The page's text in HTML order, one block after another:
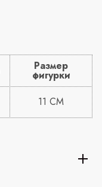
Размер
фигурки
11 CM